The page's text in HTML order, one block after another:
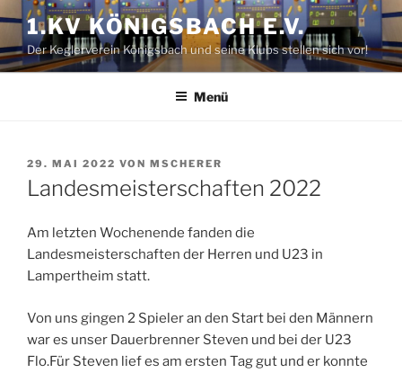
Zum
Inhalt
springen
1.KV KÖNIGSBACH E.V.
Der Keglerverein Königsbach und seine Klubs stellen sich vor!
Menü
VERÖFFENTLICHT
AM
29. MAI 2022 VON MSCHERER
Landesmeisterschaften 2022
Am letzten Wochenende fanden die
Landesmeisterschaften der Herren und U23 in
Lampertheim statt.
Von uns gingen 2 Spieler an den Start bei den Männern
war es unser Dauerbrenner Steven und bei der U23
Flo.Für Steven lief es am ersten Tag gut und er konnte